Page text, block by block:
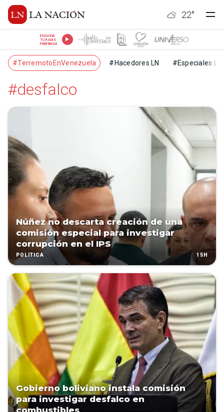
22°
ESCUCHÁ
TU RADIO
PREFERIDA
#TerremotoEnVenezuela #Hacedores LN #Especiales LN
#desfalco
Núñez no descarta creación de una
comisión especial para investigar
corrupción en el IPS
POLÍTICA 15H
Gobierno boliviano instala comisión
para investigar desfalco en